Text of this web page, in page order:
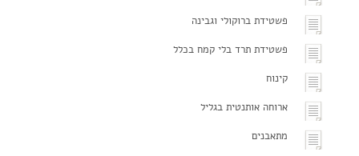
פשטידת ברוקולי וגבינה
פשטידת תרד בלי קמח בכלל
קינוח
ארוחה אותנטית בגליל
מתאבנים